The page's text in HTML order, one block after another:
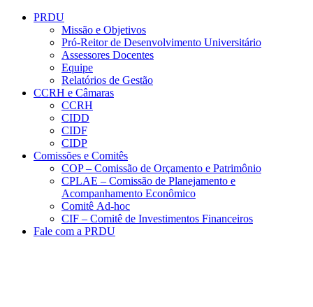
Conteúdo principal
PRDU
Missão e Objetivos
Pró-Reitor de Desenvolvimento Universitário
Assessores Docentes
Equipe
Relatórios de Gestão
CCRH e Câmaras
CCRH
CIDD
CIDF
CIDP
Comissões e Comitês
COP – Comissão de Orçamento e Patrimônio
CPLAE – Comissão de Planejamento e
Acompanhamento Econômico
Comitê Ad-hoc
CIF – Comitê de Investimentos Financeiros
Fale com a PRDU